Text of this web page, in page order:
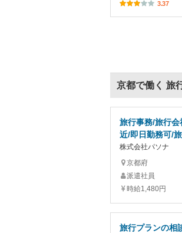
3.37
京都で働く 旅
旅行事務/旅行
近/即日勤務可/
株式会社パソナ
京都府
派遣社員
時給1,480円
旅行プランの相